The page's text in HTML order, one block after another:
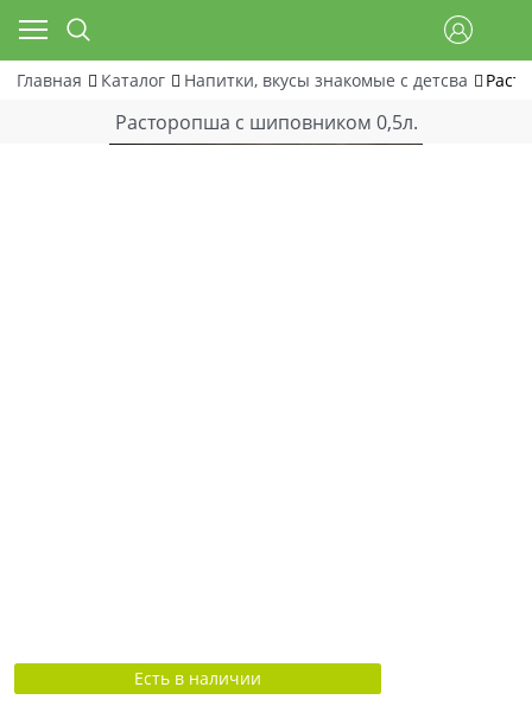
Главная Каталог Напитки, вкусы знакомые с детсва
Расторопша с шиповником 0,5л.
Есть в наличии